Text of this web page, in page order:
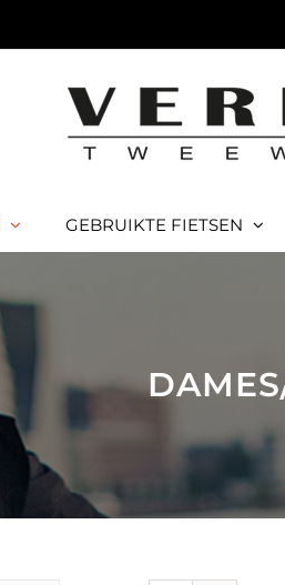
GEBRUIKTE FIETSEN